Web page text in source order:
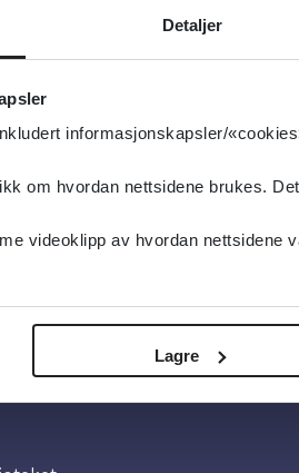
Detaljer
informasjonskapsler/
om hvordan nettsidene brukes.
videoklipp av hvordan nettsidene
Lagre
Aktuelle tiltak, fysisk
med døvblindhet, deres
fagmiljø i hele landet.